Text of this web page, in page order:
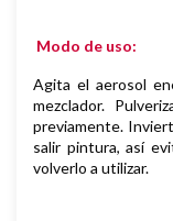
Modo de uso:
Agita el aerosol
mezclador.
previamente.
salir pintura, así
volverlo a utilizar.